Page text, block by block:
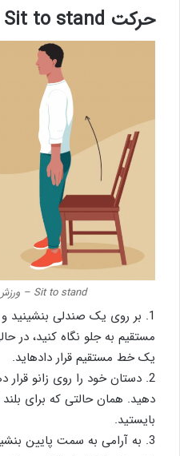
حرکت Sit to stand
Sit to stand – ورزش خانگی بیمار ام اس
1. بر روی یک صندلی بنشینید و
مستقیم به جلو نگاه کنید، در
یک خط مستقیم قرار دادهاید.
2. دستان خود را روی زانو
دهید. همان حالتی که برای
بایستید.
3. به آرامی به سمت پایین